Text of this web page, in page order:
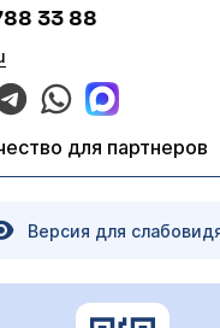
33 88
для партнеров
Версия для